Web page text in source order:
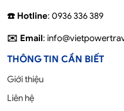
☎️ Hotline: 0936 336 389
✉️ Email:
THÔNG TIN CẦN BIẾT
Giới thiệu
Liên hệ